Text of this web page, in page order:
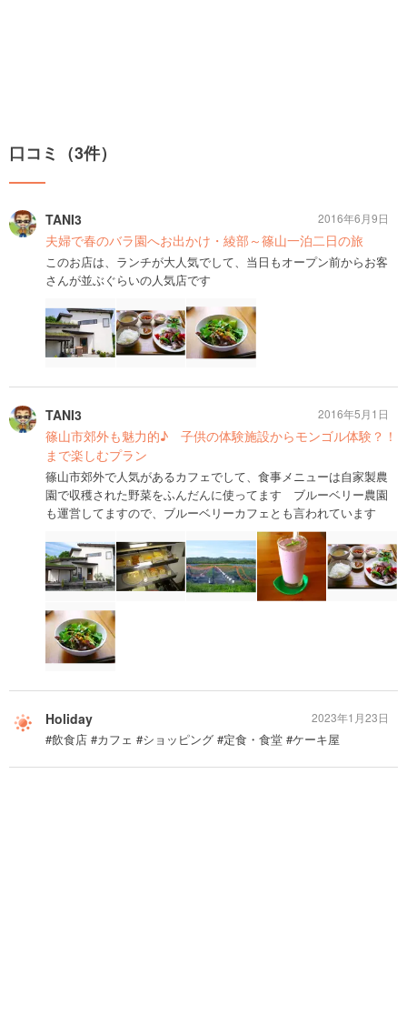
口コミ（3件）
TANI3
夫婦で春のバラ園へお出かけ・綾部～篠山一泊二日の旅
このお店は、ランチが大人気でして、当日もオープン前からお客
さんが並ぶぐらいの人気店です
2016年6月9日
TANI3
篠山市郊外も魅力的♪ 子供の体験施設からモンゴル体験？！
まで楽しむプラン
篠山市郊外で人気があるカフェでして、食事メニューは自家製農
園で収穫された野菜をふんだんに使ってます ブルーベリー農園
も運営してますので、ブルーベリーカフェとも言われています
2016年5月1日
Holiday
#飲食店 #カフェ #ショッピング #定食・食堂 #ケーキ屋
2023年1月23日